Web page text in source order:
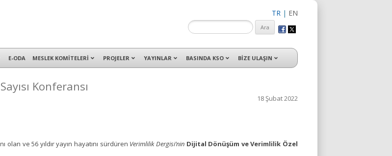
TR | EN
Merkez, Çayırova, Dilovası, Gebze ve İMES OSB’deki ofisleri ile hizmet vermektedir.
E-ODA MESLEK KOMİTELERİ PROJELER YAYINLAR BASINDA KSO BİZE ULAŞIN
Konferansı
18 Şubat 2022
olan ve 56 yıldır yayın hayatını sürdüren Verimlilik Dergisi’nin Dijital Dönüşüm ve Verimlilik Özel